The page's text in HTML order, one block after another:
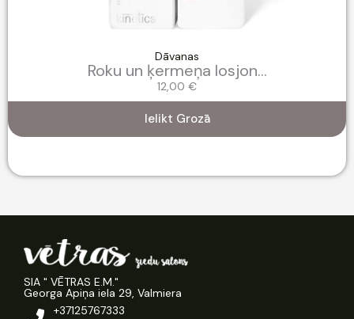
Dāvanas
Roku un ķermeņa losjon...
12,00 €
Ielikt Grozā
SIA " VĒTRAS E.M."
Georga Apiņa iela 29, Valmiera
+37125767333